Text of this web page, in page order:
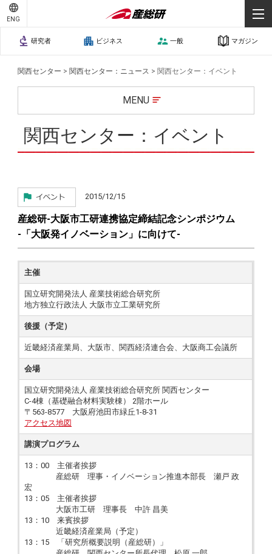
ENG
研究者 ビジネス 一般 マガジン
関西センター > 関西センター：ニュース > 関西センター：イベント
MENU
関西センター：イベント
2015/12/15
産総研-大阪市工研連携協定締結記念シンポジウム
-「大阪発イノベーション」に向けて-
主催
国立研究開発法人 産業技術総合研究所
地方独立行政法人 大阪市立工業研究所
後援（予定）
近畿経済産業局、大阪市、関西経済連合会、大阪商工会議所
会場
国立研究開発法人 産業技術総合研究所 関西センター
C-4棟（基礎融合材料実験棟） 2階ホール
〒563-8577 大阪府池田市緑丘1-8-31
アクセス地図
講演プログラム
13：00 主催者挨拶
産総研 理事・イノベーション推進本部長 瀬戸 政
宏
13：05 主催者挨拶
大阪市工研 理事長 中許 昌美
13：10 来賓挨拶
近畿経済産業局（予定）
13：15 「研究所概要説明（産総研）」